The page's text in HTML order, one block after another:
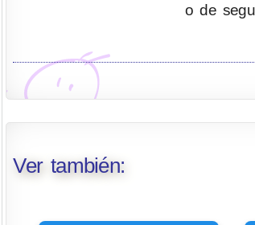
o de
Ver también: